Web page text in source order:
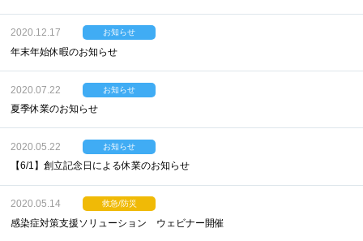
2020.12.17 お知らせ
年末年始休暇のお知らせ
2020.07.22 お知らせ
夏季休業のお知らせ
2020.05.22 お知らせ
【6/1】創立記念日による休業のお知らせ
2020.05.14 救急/防災
感染症対策支援ソリューション ウェビナー開催